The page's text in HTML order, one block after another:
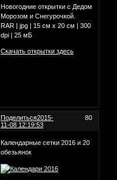
Новогодние открытки с Дедом
Морозом и Снегурочкой.
RAR | jpg | 15 см х 20 см | 300
dpi | 25 мБ
Скачать открытки здесь
Поделиться 80
2015-
11-08 12:19:53
Календарные сетки 2016 и 20
обезьянок